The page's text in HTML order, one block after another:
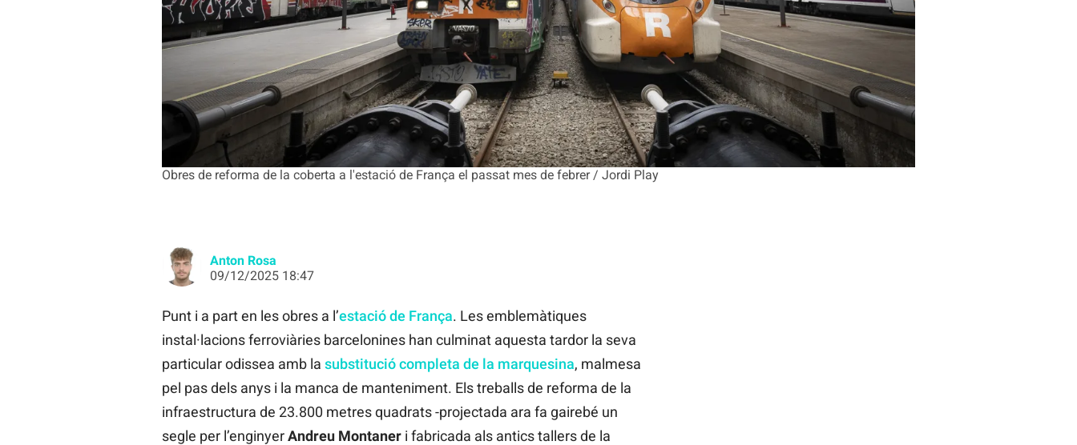
Obres de reforma de la coberta a l'estació de França el passat mes de febrer / Jordi Play
Anton Rosa
09/12/2025 18:47
Punt i a part en les obres a l’estació de França. Les emblemàtiques
instal·lacions ferroviàries barcelonines han culminat aquesta tardor la seva
particular odissea amb la substitució completa de la marquesina, malmesa
pel pas dels anys i la manca de manteniment. Els treballs de reforma de la
infraestructura de 23.800 metres quadrats -projectada ara fa gairebé un
segle per l’enginyerAndreu Montaneri fabricada als antics tallers de la